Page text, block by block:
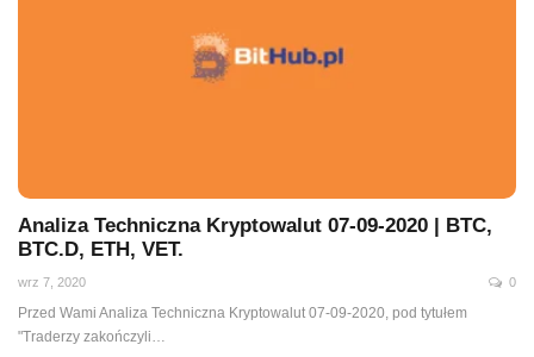
Analiza Techniczna Kryptowalut 07-09-2020 | BTC,
BTC.D, ETH, VET.
wrz 7, 2020 0
Przed Wami Analiza Techniczna Kryptowalut 07-09-2020, pod tytułem
"Traderzy zakończyli…